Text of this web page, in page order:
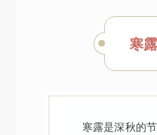
寒
寒露是深秋的